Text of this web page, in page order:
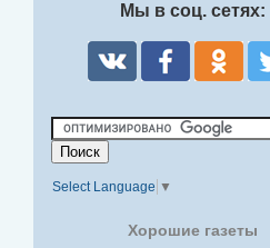
Мы в соц. сетях:
Select Language ▼
Хорошие газеты